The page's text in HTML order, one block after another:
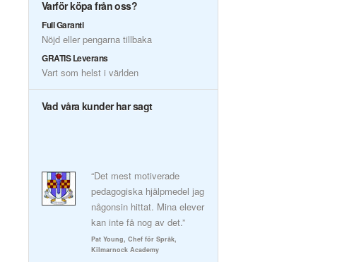
Varför köpa från oss?
Full Garanti
Nöjd eller pengarna tillbaka
GRATIS Leverans
Vart som helst i världen
Vad våra kunder har sagt
“Det mest motiverade
pedagogiska hjälpmedel jag
någonsin hittat. Mina elever
kan inte få nog av det.”
Pat Young, Chef för Språk,
Kilmarnock Academy